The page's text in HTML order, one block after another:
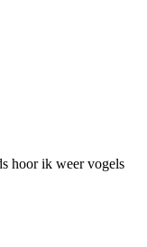
hoor ik weer vogels